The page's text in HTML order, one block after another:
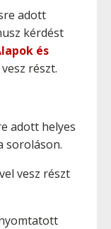
adott
kérdést
és
részt.
adott helyes
soroláson.
vesz részt